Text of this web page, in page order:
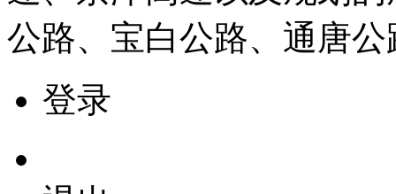
公路、宝白公路、通唐
登录